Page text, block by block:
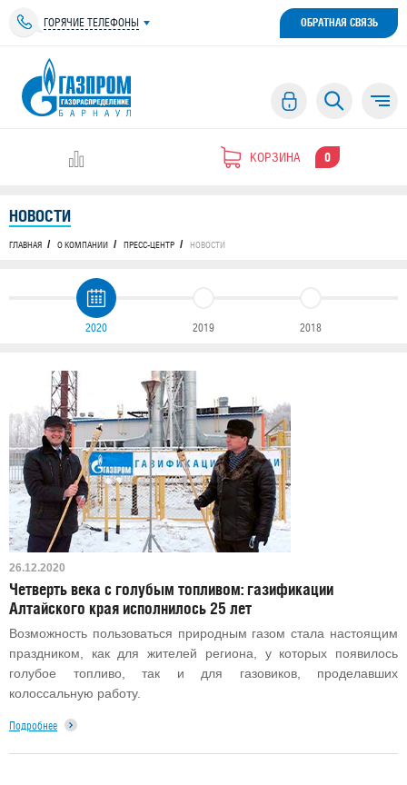
ГОРЯЧИЕ ТЕЛЕФОНЫ ОБРАТНАЯ СВЯЗЬ
КОРЗИНА 0
НОВОСТИ
ГЛАВНАЯ О КОМПАНИИ ПРЕСС-ЦЕНТР НОВОСТИ
2020 2019 2018
26.12.2020
Четверть века с голубым топливом: газификации
Алтайского края исполнилось 25 лет
Возможность пользоваться природным газом стала настоящим
праздником, как для жителей региона, у которых появилось
голубое топливо, так и для газовиков, проделавших
колоссальную работу.
Подробнее